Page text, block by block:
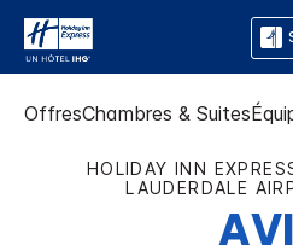
OffresChambres & Suites
HOLIDAY INN
LAUDERDALE